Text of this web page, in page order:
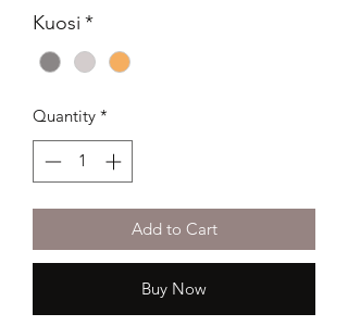
Kuosi *
Quantity *
Add to Cart
Buy Now